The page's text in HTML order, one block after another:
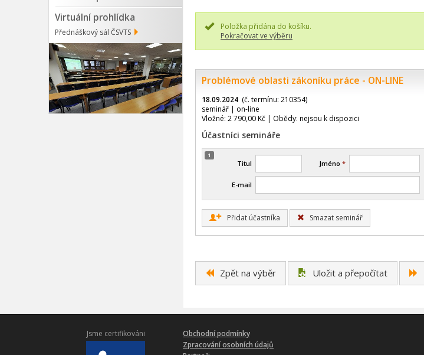
Položka přidána do košíku.
Pokračovat ve výběru
Problémové oblasti zákoníku práce - ON-LINE
18.09.2024 (č. termínu: 210354)
seminář | on-line
Vložné: 2 790,00 Kč | Obědy: nejsou k dispozici
Účastníci semináře
1
Titul Jméno*
E-mail
+ Přidat účastníka Smazat seminář
Zpět na výběr Uložit a přepočítat
Virtuální prohlídka
Přednáškový sál ČSVTS
Obchodní podmínky
Zpracování osobních údajů
Jsme certifikováni